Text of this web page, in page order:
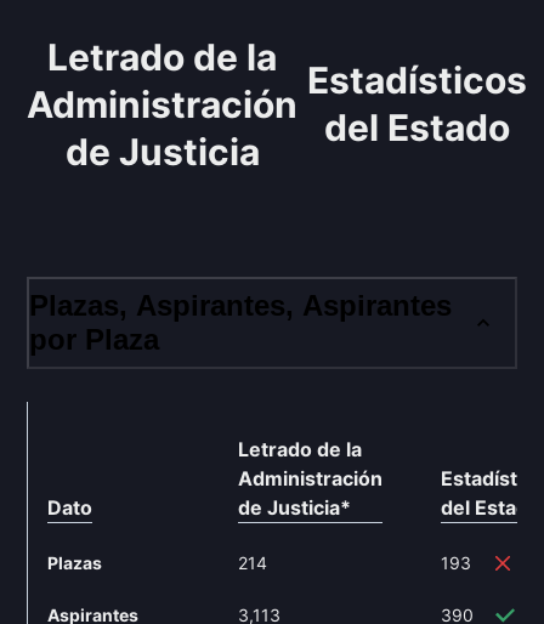
Letrado de la
Administración
de Justicia
Estadísticos
del Estado
Plazas, Aspirantes, Aspirantes
por Plaza
Dato
Letrado de la
Administración
de Justicia*
Plazas 214
Aspirantes 3,113
del Estado
193
390